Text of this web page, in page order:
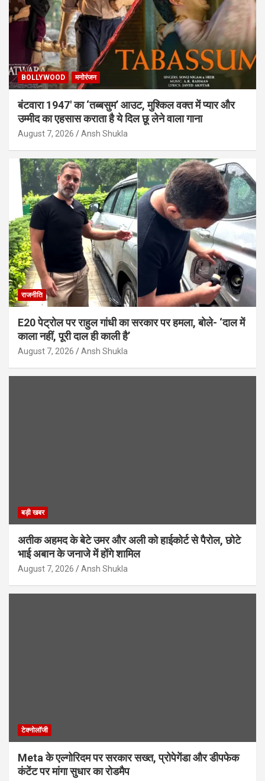
BOLLYWOOD मनोरंजन
बंटवारा 1947′ का ‘तब्बसुम’ आउट, मुश्किल वक्त में प्यार और
उम्मीद का एहसास कराता है ये दिल छू लेने वाला गाना
August 7, 2026 Ansh Shukla
राजनीति
E20 पेट्रोल पर राहुल गांधी का सरकार पर हमला, बोले- ‘दाल में
काला नहीं, पूरी दाल ही काली है’
August 7, 2026 Ansh Shukla
बड़ी खबर
अतीक अहमद के बेटे उमर और अली को हाईकोर्ट से पैरोल, छोटे
भाई अबान के जनाजे में होंगे शामिल
August 7, 2026 Ansh Shukla
टेक्नोलॉजी
Meta के एल्गोरिदम पर सरकार सख्त, प्रोपेगेंडा और डीपफेक
कंटेंट पर मांगा सुधार का रोडमैप